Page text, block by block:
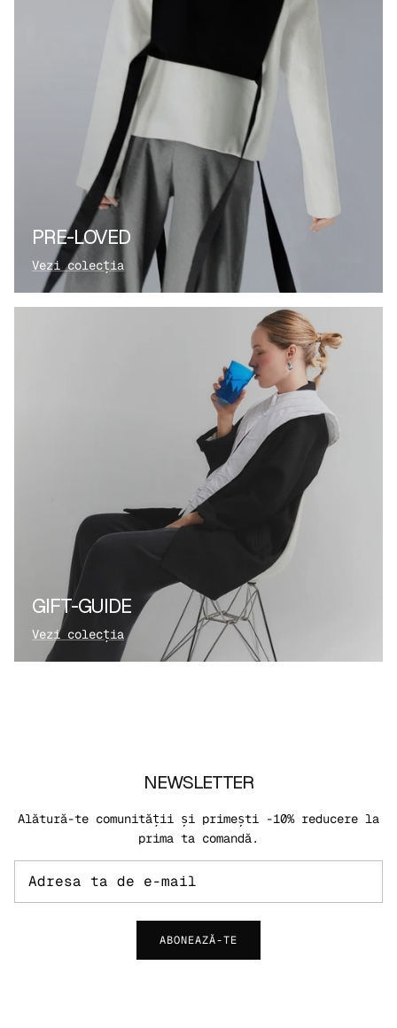
PRE-LOVED
Vezi colecția
GIFT-GUIDE
Vezi colecția
NEWSLETTER
Alătură-te comunității și primești -10% reducere la
prima ta comandă.
ABONEAZĂ-TE